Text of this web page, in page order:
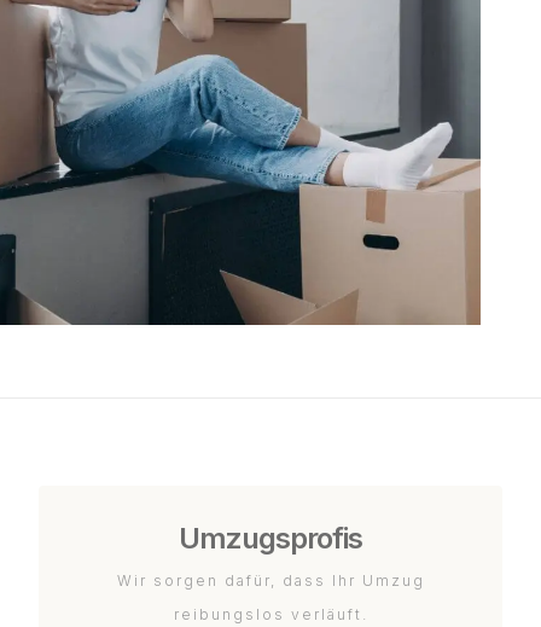
Umzugsprofis
Wir sorgen dafür, dass Ihr Umzug
reibungslos verläuft.